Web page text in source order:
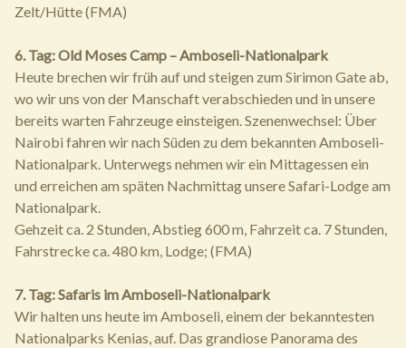
Zelt/Hütte (FMA)
6. Tag: Old Moses Camp – Amboseli-Nationalpark
Heute brechen wir früh auf und steigen zum Sirimon Gate ab,
wo wir uns von der Manschaft verabschieden und in unsere
bereits warten Fahrzeuge einsteigen. Szenenwechsel: Über
Nairobi fahren wir nach Süden zu dem bekannten Amboseli-
Nationalpark. Unterwegs nehmen wir ein Mittagessen ein
und erreichen am späten Nachmittag unsere Safari-Lodge am
Nationalpark.
Gehzeit ca. 2 Stunden, Abstieg 600 m, Fahrzeit ca. 7 Stunden,
Fahrstrecke ca. 480 km, Lodge; (FMA)
7. Tag: Safaris im Amboseli-Nationalpark
Wir halten uns heute im Amboseli, einem der bekanntesten
Nationalparks Kenias, auf. Das grandiose Panorama des